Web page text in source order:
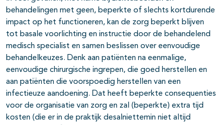
behandelingen met geen, beperkte of slechts kortdurende
impact op het functioneren, kan de zorg beperkt blijven
tot basale voorlichting en instructie door de behandelend
medisch specialist en samen beslissen over eenvoudige
behandelkeuzes. Denk aan patiënten na eenmalige,
eenvoudige chirurgische ingrepen, die goed herstellen en
aan patiënten die voorspoedig herstellen van een
infectieuze aandoening. Dat heeft beperkte consequenties
voor de organisatie van zorg en zal (beperkte) extra tijd
kosten (die er in de praktijk desalniettemin niet altijd